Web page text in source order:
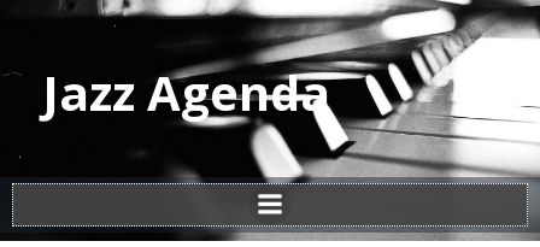
Vai
al
contenuto
Jazz Agenda